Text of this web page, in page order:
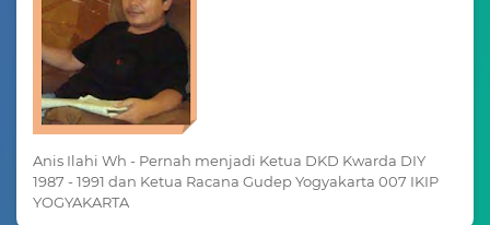
Anis Ilahi Wh - Pernah menjadi Ketua DKD Kwarda DIY
1987 - 1991 dan Ketua Racana Gudep Yogyakarta 007 IKIP
YOGYAKARTA